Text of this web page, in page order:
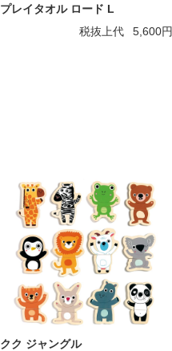
プレイタオル ロード L
税抜上代
5,600円
クク ジャングル